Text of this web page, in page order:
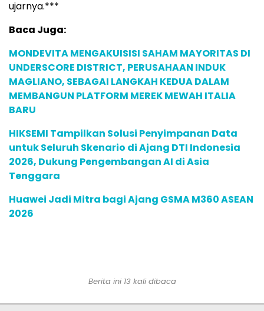
ujarnya.***
Baca Juga:
MONDEVITA MENGAKUISISI SAHAM MAYORITAS DI
UNDERSCORE DISTRICT, PERUSAHAAN INDUK
MAGLIANO, SEBAGAI LANGKAH KEDUA DALAM
MEMBANGUN PLATFORM MEREK MEWAH ITALIA
BARU
HIKSEMI Tampilkan Solusi Penyimpanan Data
untuk Seluruh Skenario di Ajang DTI Indonesia
2026, Dukung Pengembangan AI di Asia
Tenggara
Huawei Jadi Mitra bagi Ajang GSMA M360 ASEAN
2026
Berita ini 13 kali dibaca